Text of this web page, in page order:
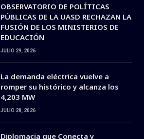
OBSERVATORIO DE POLÍTICAS
PÚBLICAS DE LA UASD RECHAZAN LA
FUSIÓN DE LOS MINISTERIOS DE
EDUCACIÓN
JULIO 29, 2026
La demanda eléctrica vuelve a
romper su histórico y alcanza los
4,203 MW
JULIO 28, 2026
Diplomacia que Conecta y